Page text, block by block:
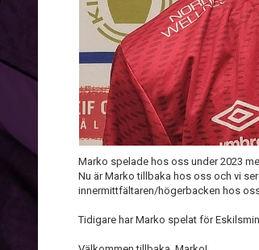
Marko spelade hos oss under 2023
Nu är Marko tillbaka hos oss och vi
innermittfältaren/högerbacken hos oss
Tidigare har Marko spelat för